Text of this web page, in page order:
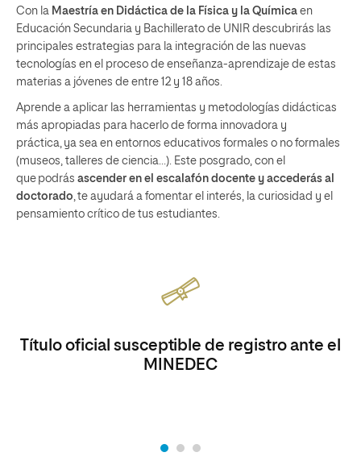
Con la Maestría en Didáctica de la Física y la Química en
Educación Secundaria y Bachillerato de UNIR descubrirás las
principales estrategias para la integración de las nuevas
tecnologías en el proceso de enseñanza-aprendizaje de estas
materias a jóvenes de entre 12 y 18 años.
Aprende a aplicar las herramientas y metodologías didácticas
más apropiadas para hacerlo de forma innovadora y
práctica, ya sea en entornos educativos formales o no formales
(museos, talleres de ciencia…). Este posgrado, con el
que podrás ascender en el escalafón docente y accederás al
doctorado, te ayudará a fomentar el interés, la curiosidad y el
pensamiento crítico de tus estudiantes.
Título oficial susceptible de registro ante el
MINEDEC